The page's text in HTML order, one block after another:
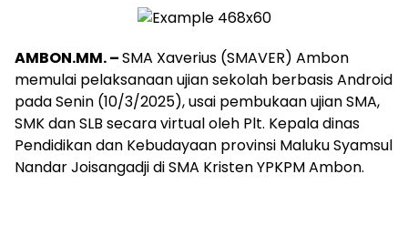
AMBON.MM. –SMA Xaverius (SMAVER) Ambon
memulai pelaksanaan ujian sekolah berbasis Android
pada Senin (10/3/2025), usai pembukaan ujian SMA,
SMK dan SLB secara virtual oleh Plt. Kepala dinas
Pendidikan dan Kebudayaan provinsi Maluku Syamsul
Nandar Joisangadji di SMA Kristen YPKPM Ambon.